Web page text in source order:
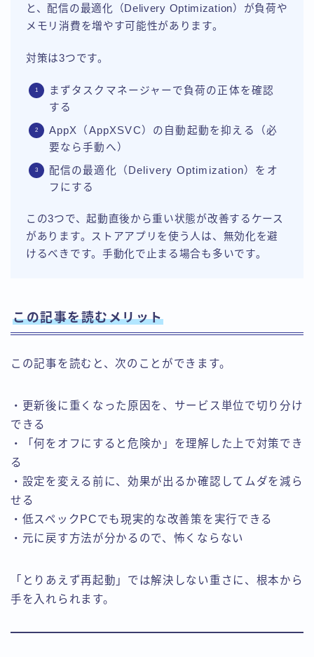
と、配信の最適化（Delivery Optimization）が負荷や
メモリ消費を増やす可能性があります。
対策は3つです。
まずタスクマネージャーで負荷の正体を確認
する
AppX（AppXSVC）の自動起動を抑える（必
要なら手動へ）
配信の最適化（Delivery Optimization）をオ
フにする
この3つで、起動直後から重い状態が改善するケース
があります。ストアアプリを使う人は、無効化を避
けるべきです。手動化で止まる場合も多いです。
この記事を読むメリット
この記事を読むと、次のことができます。
・更新後に重くなった原因を、サービス単位で切り分け
できる
・「何をオフにすると危険か」を理解した上で対策でき
る
・設定を変える前に、効果が出るか確認してムダを減ら
せる
・低スペックPCでも現実的な改善策を実行できる
・元に戻す方法が分かるので、怖くならない
「とりあえず再起動」では解決しない重さに、根本から
手を入れられます。